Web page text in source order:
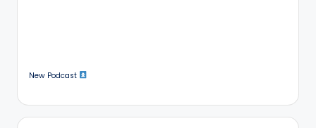
New Podcast